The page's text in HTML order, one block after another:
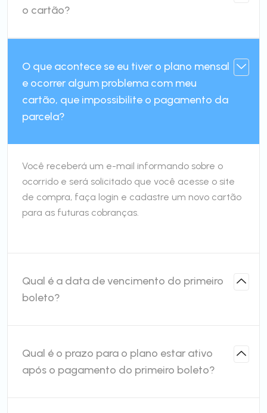
o cartão?
O que acontece se eu tiver o plano mensal
e ocorrer algum problema com meu
cartão, que impossibilite o pagamento da
parcela?
Você receberá um e-mail informando sobre o
ocorrido e será solicitado que você acesse o site
de compra, faça login e cadastre um novo cartão
para as futuras cobranças.
Qual é a data de vencimento do primeiro
boleto?
Qual é o prazo para o plano estar ativo
após o pagamento do primeiro boleto?